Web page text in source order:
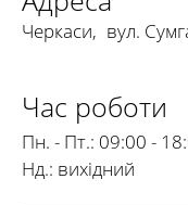
Черкаси, вул.
Час роботи
Пн. - Пт.: 09:00 -
Нд.: вихідний